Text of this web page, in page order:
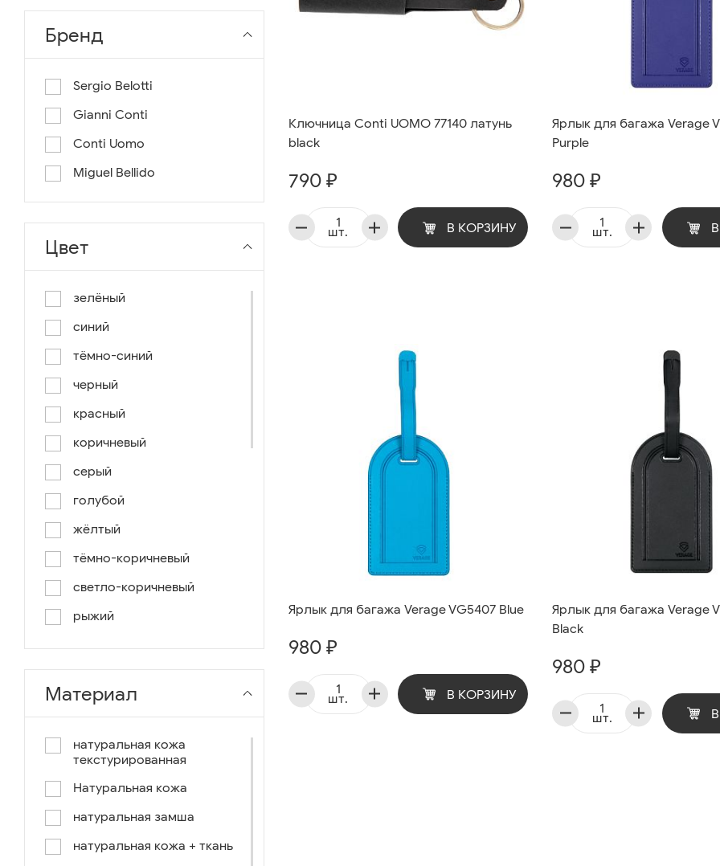
длина 135
Бренд
Sergio Belotti
Gianni Conti
Conti Uomo
Miguel Bellido
Цвет
зелёный
синий
тёмно-синий
черный
красный
коричневый
серый
голубой
жёлтый
тёмно-коричневый
светло-коричневый
рыжий
серо-коричневый
светло-голубой
чёрный-коричневый
комбинированный
коричнево-зеленый
коричневый-синий
коричневый/светло-
Материал
натуральная кожа
текстурированная
Натуральная кожа
натуральная замша
натуральная кожа + ткань
Ключница Conti UOMO 77140 латунь
black
790 ₽
шт. В КОРЗИНУ
Ярлык для багажа Verage
Purple
980 ₽
шт.
Ярлык для багажа Verage VG5407 Blue
980 ₽
шт. В КОРЗИНУ
Ярлык для багажа Verage
Black
980 ₽
шт.